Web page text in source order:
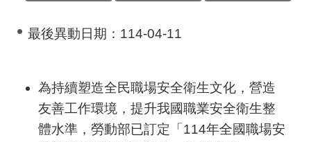
最後異動日期： 114-04-11
為持續塑造全民職場安全衛生文化，營造
友善工作環境，提升我國職業安全衛生整
體水準，勞動部已訂定「114年全國職場安